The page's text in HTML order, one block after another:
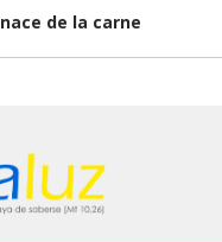
de la carne